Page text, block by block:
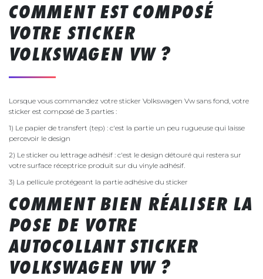
COMMENT EST COMPOSÉ
VOTRE STICKER
VOLKSWAGEN VW ?
Lorsque vous commandez votre sticker Volkswagen Vw sans fond, votre
sticker est composé de 3 parties :
1) Le papier de transfert (tep) : c'est la partie un peu rugueuse qui laisse
percevoir le design
2) Le sticker ou lettrage adhésif : c'est le design détouré qui restera sur
votre surface réceptrice produit sur du vinyle adhésif.
3) La pellicule protégeant la partie adhésive du sticker
COMMENT BIEN RÉALISER LA
POSE DE VOTRE
AUTOCOLLANT STICKER
VOLKSWAGEN VW ?